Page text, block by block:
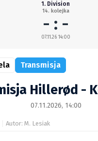
1. Division
14. kolejka
- : -
07.11.26 14:00
Transmisja
Hillerød -
07.11.2026, 14:00
Autor: M. Lesiak